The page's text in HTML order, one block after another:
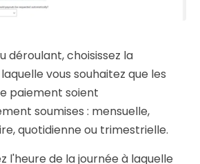
déroulant, choisissez la
vous souhaitez que les
paiement soient
soumises : mensuelle,
quotidienne ou trimestrielle.
l'heure de la journée à laquelle